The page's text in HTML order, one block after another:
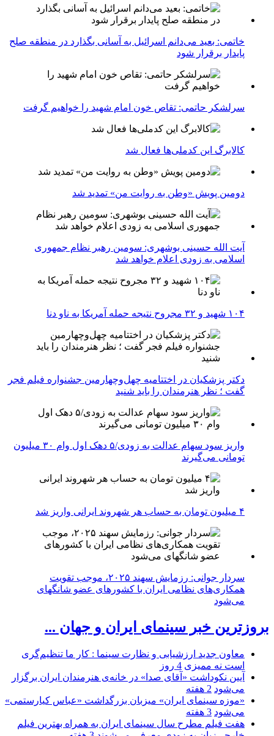
خاتمی: بعید می‌دانم اسرائیل به آسانی بگذارد در منطقه صلح
پایدار برقرار شود
سرلشکر حاتمی: تقاص خون امام شهید را خواهیم گرفت
کالابرگ این کدملی‌ها فعال شد
دومین پویش «وطن به روایت من» تمدید شد
آیت الله حسینی بوشهری: سومین رهبر نظام جمهوری
اسلامی به زودی اعلام خواهد شد
۱۰۴ شهید و ۳۲ مجروح نتیجه حمله آمریکا به ناو دنا
دکتر پزشکیان در اختتامیه چهل‌وچهارمین جشنواره فیلم فجر
گفت ؛ نظر هنرمندان را باید شنید
واریز سود سهام عدالت به زودی/۵ دهک اول وام ۳۰ میلیون
تومانی می‌گیرند
۴ میلیون تومان به حساب هر شهروند ایرانی واریز شد
سردار جوانی: رزمایش سهند ۲۰۲۵، موجب تقویت
همکاری‌های نظامی ایران با کشور‌های عضو شانگهای
می‌شود
بروزترین خبر سینمای ایران و جهان ...
معاون جدید ارزشیابی و نظارت سینما : کار ما تنظیم‌گری
است نه ممیزی 4 روز
آیین نکوداشت «آقای صدا» در خانه‌ی هنرمندان ایران برگزار
می‌شود 2 هفته
«موزه سینمای ایران» میزبان بزرگداشت «عباس کیارستمی»
می‌شود 3 هفته
هفت فیلم مطرح سال سینمای ایران به همراه بهترین فیلم